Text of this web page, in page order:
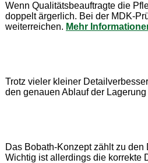
Wenn Qualitätsbeauftragte die
doppelt ärgerlich. Bei der MDK-
weiterreichen. Mehr
Trotz vieler kleiner
den genauen Ablauf der
Das Bobath-Konzept zählt zu
Wichtig ist allerdings die korrekte